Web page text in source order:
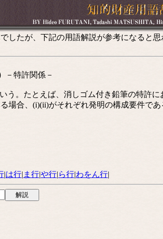
したが、下記の用語解説が参考になると思
－特許関係－
う。たとえば、消しゴム付き鉛筆の特許
場合、(i)(ii)がそれぞれ発明の構成要件で
|は行| ま行|や行|ら行|わをん行|